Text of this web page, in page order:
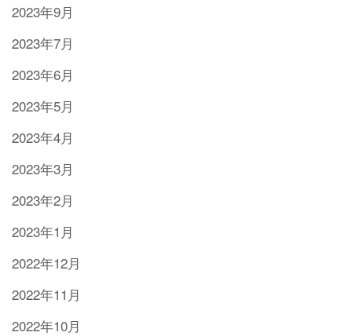
2023年9月
2023年7月
2023年6月
2023年5月
2023年4月
2023年3月
2023年2月
2023年1月
2022年12月
2022年11月
2022年10月